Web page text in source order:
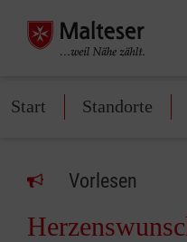
Start Standorte
Vorlesen